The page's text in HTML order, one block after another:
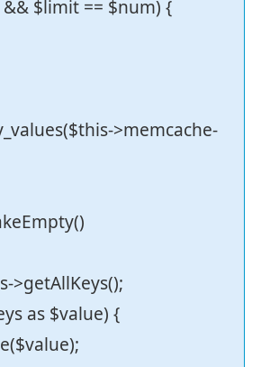
$limit == $num) {
>memcache-
>getAllKeys();
as $value) {